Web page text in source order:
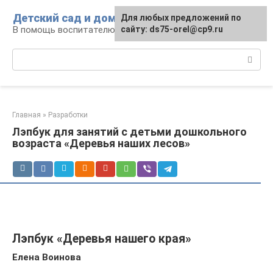
контенту
Детский сад и дом
В помощь воспитателю и родителям
Главная » Разработки
Лэпбук для занятий с детьми дошкольного
возраста «Деревья наших лесов»
Лэпбук «Деревья нашего края»
Елена Воинова
Для любых предложений по
сайту: ds75-orel@cp9.ru